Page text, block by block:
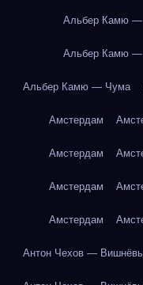
Альбер Камю
Альбер Камю
Альбер Камю — Чума
Амстердам
Амстердам
Амстердам
Амстердам
Антон Чехов —